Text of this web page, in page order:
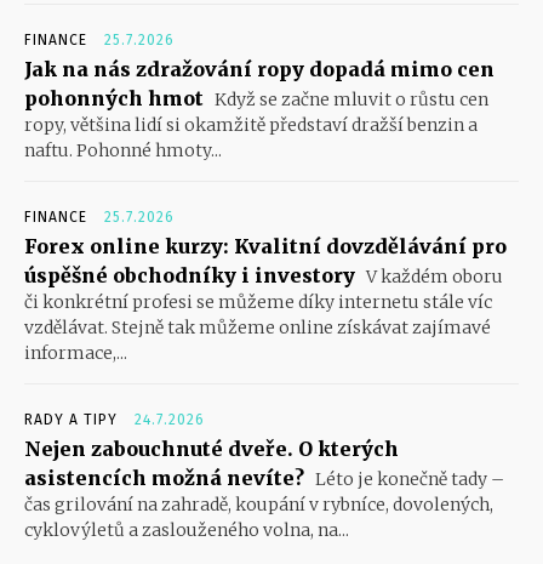
FINANCE 25.7.2026
Jak na nás zdražování ropy dopadá mimo cen
pohonných hmot Když se začne mluvit o růstu cen
ropy, většina lidí si okamžitě představí dražší benzin a
naftu. Pohonné hmoty...
FINANCE 25.7.2026
Forex online kurzy: Kvalitní dovzdělávání pro
úspěšné obchodníky i investory V každém oboru
či konkrétní profesi se můžeme díky internetu stále víc
vzdělávat. Stejně tak můžeme online získávat zajímavé
informace,...
RADY A TIPY 24.7.2026
Nejen zabouchnuté dveře. O kterých
asistencích možná nevíte? Léto je konečně tady –
čas grilování na zahradě, koupání v rybníce, dovolených,
cyklovýletů a zaslouženého volna, na...